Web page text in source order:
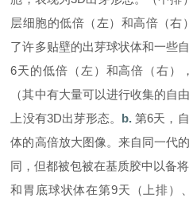
层细胞的低倍（左）和高倍（右
了许多贴壁的出芽球状体和一些
6天的低倍（左）和高倍（右）
（其中有大量可以进行收集的自
上没有3D出芽形态。 b.第6天，
体的高倍放大图像。来自同一代
同，但都被包被在基质胶中以备将
和胃底球状体在第9天（上排）